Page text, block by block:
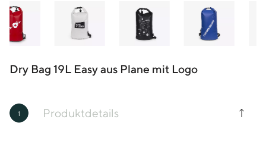
Dry Bag 19L Easy aus Plane mit Logo
1 Produktdetails